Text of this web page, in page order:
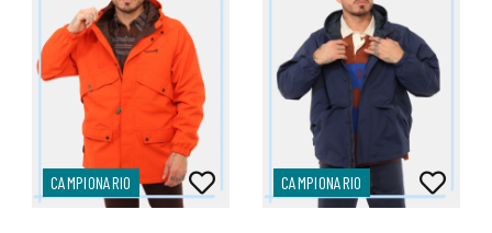
CAMPIONARIO CAMPIONARIO